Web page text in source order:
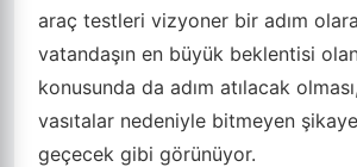
araç testleri vizyoner bir adım
vatandaşın en büyük beklentisi
konusunda da adım atılacak
vasıtalar nedeniyle bitmeyen
geçecek gibi görünüyor.